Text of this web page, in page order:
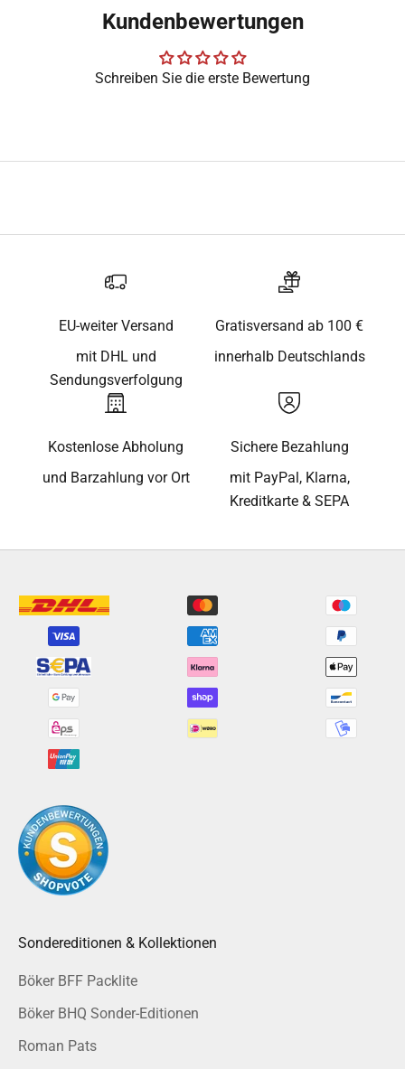
Kundenbewertungen
Schreiben Sie die erste Bewertung
EU-weiter Versand
mit DHL und
Sendungsverfolgung
Gratisversand ab 100 €
innerhalb Deutschlands
Kostenlose Abholung
und Barzahlung vor Ort
Sichere Bezahlung
mit PayPal, Klarna,
Kreditkarte & SEPA
Sondereditionen & Kollektionen
Böker BFF Packlite
Böker BHQ Sonder-Editionen
Roman Pats